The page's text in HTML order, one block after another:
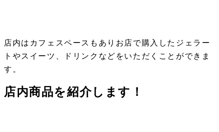
店内はカフェスペースもありお店で購入したジェラー
トやスイーツ、ドリンクなどをいただくことができま
す。
店内商品を紹介します！